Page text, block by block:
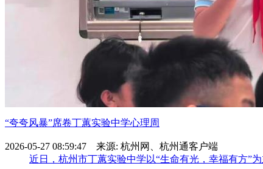
“夸夸风暴”席卷丁蕙实验中学心理周
2026-05-27 08:59:47 来源: 杭州网、杭州通客户端
近日，杭州市丁蕙实验中学以“生命有光，幸福有方”